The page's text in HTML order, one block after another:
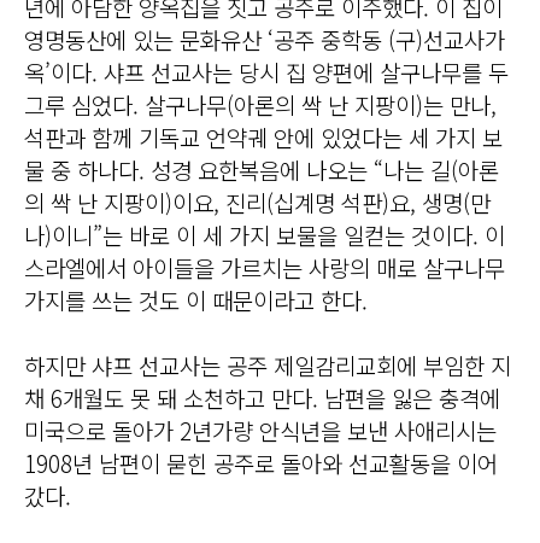
년에 아담한 양옥집을 짓고 공주로 이주했다. 이 집이
영명동산에 있는 문화유산 ‘공주 중학동 (구)선교사가
옥’이다. 샤프 선교사는 당시 집 양편에 살구나무를 두
그루 심었다. 살구나무(아론의 싹 난 지팡이)는 만나,
석판과 함께 기독교 언약궤 안에 있었다는 세 가지 보
물 중 하나다. 성경 요한복음에 나오는 “나는 길(아론
의 싹 난 지팡이)이요, 진리(십계명 석판)요, 생명(만
나)이니”는 바로 이 세 가지 보물을 일컫는 것이다. 이
스라엘에서 아이들을 가르치는 사랑의 매로 살구나무
가지를 쓰는 것도 이 때문이라고 한다.
하지만 샤프 선교사는 공주 제일감리교회에 부임한 지
채 6개월도 못 돼 소천하고 만다. 남편을 잃은 충격에
미국으로 돌아가 2년가량 안식년을 보낸 사애리시는
1908년 남편이 묻힌 공주로 돌아와 선교활동을 이어
갔다.